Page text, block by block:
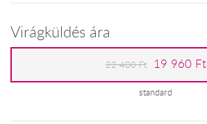
Virágküldés ára
22 400 Ft 19 960 Ft
standard